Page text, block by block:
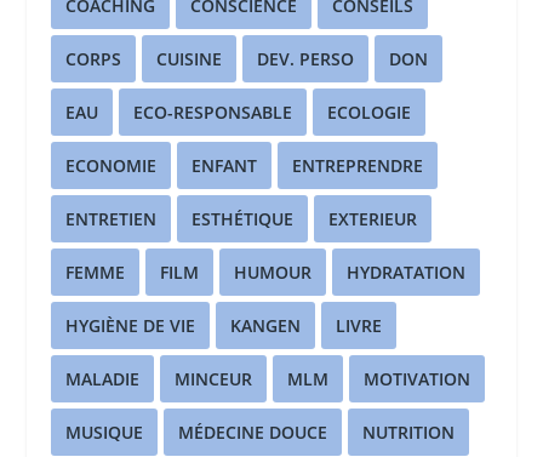
COACHING CONSCIENCE CONSEILS
CORPS CUISINE DEV. PERSO DON
EAU ECO-RESPONSABLE ECOLOGIE
ECONOMIE ENFANT ENTREPRENDRE
ENTRETIEN ESTHÉTIQUE EXTERIEUR
FEMME FILM HUMOUR HYDRATATION
HYGIÈNE DE VIE KANGEN LIVRE
MALADIE MINCEUR MLM MOTIVATION
MUSIQUE MÉDECINE DOUCE NUTRITION